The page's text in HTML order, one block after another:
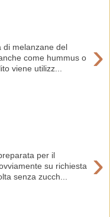
›
di melanzane del
come hummus o
viene utilizz...
›
per il
su richiesta
senza zucch...